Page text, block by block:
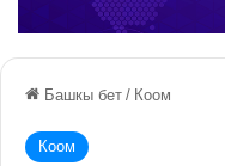
Башкы бет / Коом
Коом